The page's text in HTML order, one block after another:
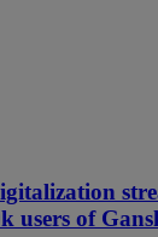
users of